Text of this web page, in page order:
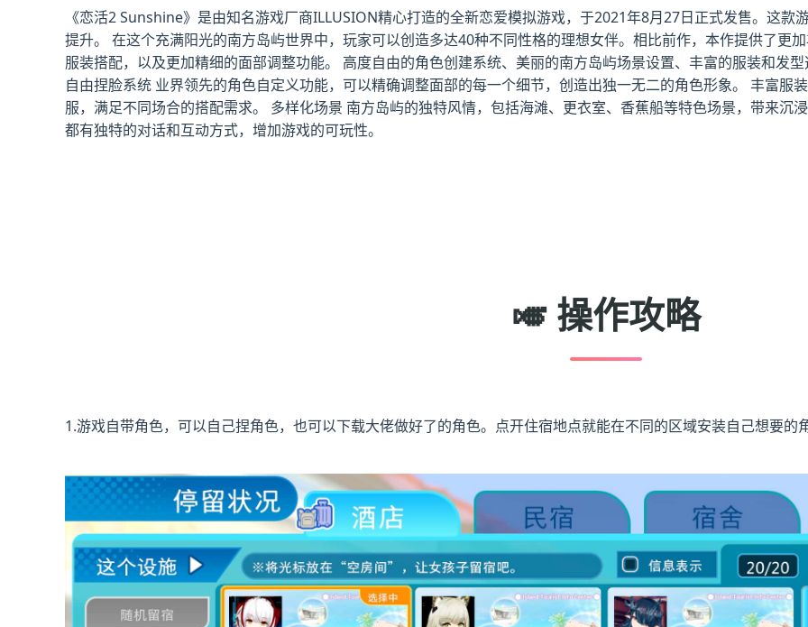
《恋活2 Sunshine》是由知名游戏厂商ILLUSION精心打造的全新恋爱模拟游戏，于2021年8月27日正式发售。这
提升。 在这个充满阳光的南方岛屿世界中，玩家可以创造多达40种不同性格的理想女伴。相比前作，本作提供了更
服装搭配，以及更加精细的面部调整功能。 高度自由的角色创建系统、美丽的南方岛屿场景设置、丰富的服装和发
自由捏脸系统 业界领先的角色自定义功能，可以精确调整面部的每一个细节，创造出独一无二的角色形象。 丰富服
服，满足不同场合的搭配需求。 多样化场景 南方岛屿的独特风情，包括海滩、更衣室、香蕉船等特色场景，带来沉
都有独特的对话和互动方式，增加游戏的可玩性。
🎺 操作攻略
1.游戏自带角色，可以自己捏角色，也可以下载大佬做好了的角色。点开住宿地点就能在不同的区域安装自己想要的